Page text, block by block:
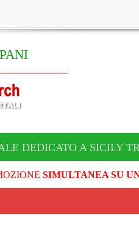
DEDICATO A SICILY
SIMULTANEA SU